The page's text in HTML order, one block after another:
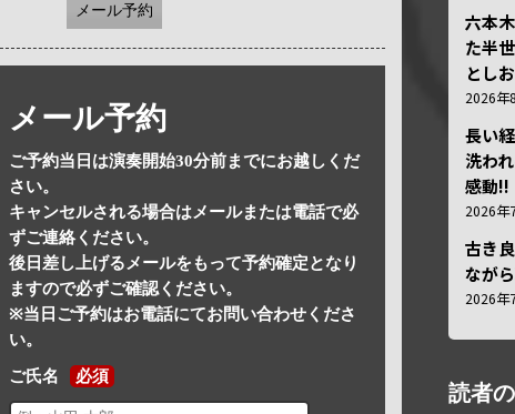
メール予約
メール予約
ご予約当日は演奏開始30分前までにお越しくだ
さい。
キャンセルされる場合はメールまたは電話で必
ずご連絡ください。
後日差し上げるメールをもって予約確定となり
ますので必ずご確認ください。
※当日ご予約はお電話にてお問い合わせくださ
い。
ご氏名 必須
六本
た半
とし
2026年
長い
洗わ
感動!!
2026年
古き
なが
2026年
読者